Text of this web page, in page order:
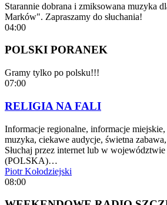
Starannie dobrana i zmiksowana muzyka
Marków". Zapraszamy do słuchania!
04:00
POLSKI PORANEK
Gramy tylko po polsku!!!
07:00
RELIGIA NA FALI
Informacje regionalne, informacje
muzyka, ciekawe audycje, świetna
Słuchaj przez internet lub w
(POLSKA)…
Piotr Kołodziejski
08:00